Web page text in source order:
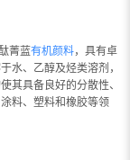
菁蓝有机颜料，具有卓
水、乙醇及烃类溶剂，
其具备良好的分散性、
料、塑料和橡胶等领